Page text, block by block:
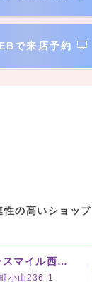
で来店予約
性の高いショップ
フォトスタジオ ユースマイル西神戸店
小山236-1